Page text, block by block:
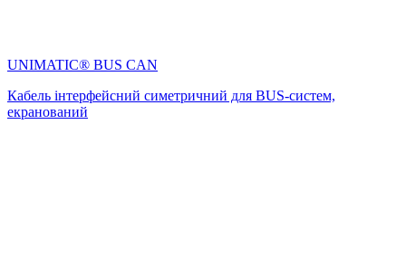
UNIMATIC® BUS CAN
Кабель інтерфейсний симетричний для BUS-систем,
екранований